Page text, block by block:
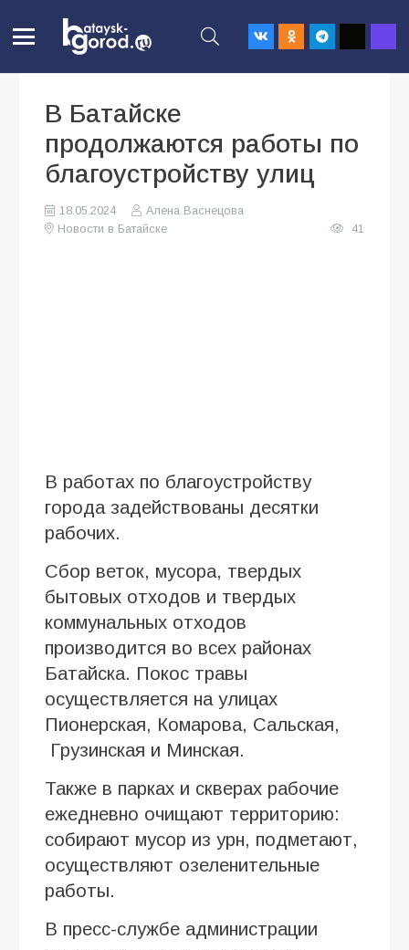
В Батайске
продолжаются работы по
благоустройству улиц
18.05.2024
Алена Васнецова
Новости в Батайске
41
В работах по благоустройству
города задействованы десятки
рабочих.
Сбор веток, мусора, твердых
бытовых отходов и твердых
коммунальных отходов
производится во всех районах
Батайска. Покос травы
осуществляется на улицах
Пионерская, Комарова, Сальская,
Грузинская и Минская.
Также в парках и скверах рабочие
ежедневно очищают территорию:
собирают мусор из урн, подметают,
осуществляют озеленительные
работы.
В пресс-службе администрации